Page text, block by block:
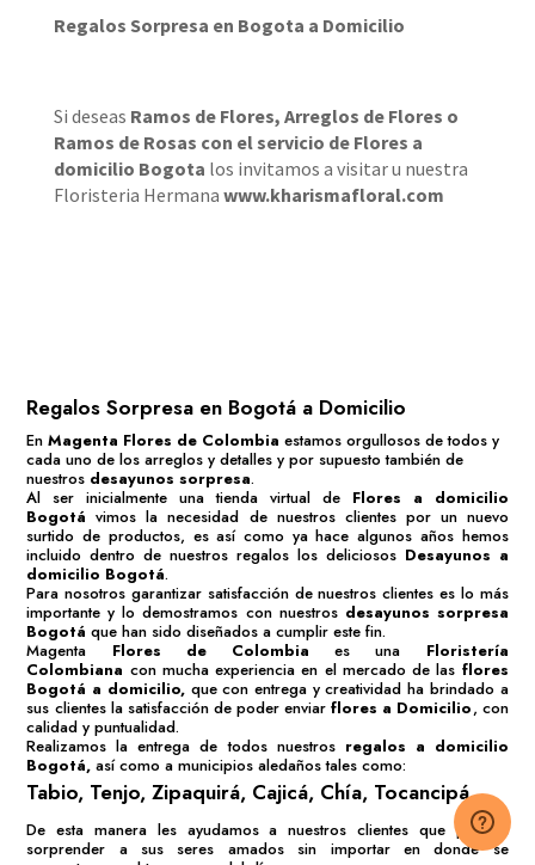
Regalos Sorpresa en Bogota a Domicilio
Si deseas Ramos de Flores, Arreglos de Flores o
Ramos de Rosas con el servicio de Flores a
domicilio Bogota los invitamos a visitar u nuestra
Floristeria Hermana www.kharismafloral.com
Regalos Sorpresa en Bogotá a Domicilio
EnMagenta Flores de Colombia estamos orgullosos de todos y
cada uno de los arreglos y detalles y por supuesto también de
nuestros desayunos sorpresa.
Al ser inicialmente una tienda virtual de Flores a domicilio
Bogotá vimos la necesidad de nuestros clientes por un nuevo
surtido de productos, es así como ya hace algunos años hemos
incluido dentro de nuestros regalos los deliciosos Desayunos a
domicilio Bogotá.
Para nosotros garantizar satisfacción de nuestros clientes es lo más
importante y lo demostramos con nuestros desayunos sorpresa
Bogotá que han sido diseñados a cumplir este fin.
Magenta Flores de Colombia es una
Floristería
Colombiana con mucha experiencia en el mercado de las flores
Bogotá a domicilio, que con entrega y creatividad ha brindado a
sus clientes la satisfacción de poder enviar flores a Domicilio, con
calidad y puntualidad.
Realizamos la entrega de todos nuestros regalos a domicilio
Bogotá, así como a municipios aledaños tales como:
Tabio, Tenjo, Zipaquirá, Cajicá, Chía, Tocancipá.
De esta manera les ayudamos a nuestros clientes que puedan
sorprender a sus seres amados sin importar en donde se